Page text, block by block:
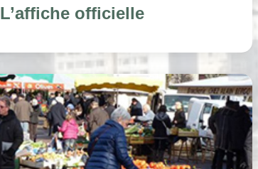
L’affiche officielle